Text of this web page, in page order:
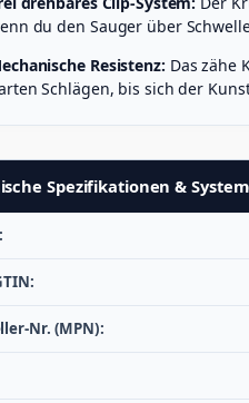
du den Sauger über
Resistenz: Das zähe
Schlägen, bis sich der
Spezifikationen &
Nr. (MPN):